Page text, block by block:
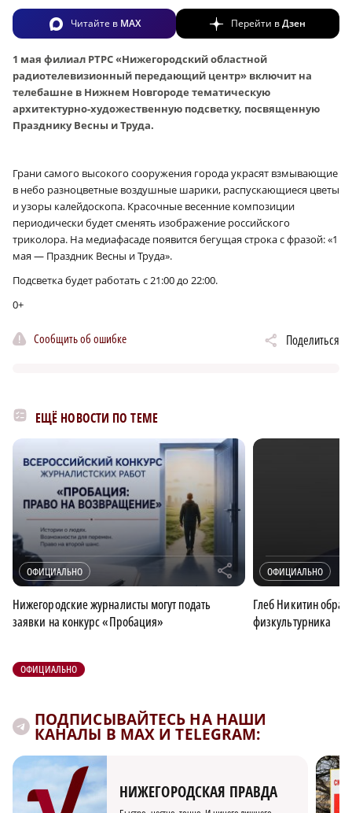
Читайте в MAX Перейти вДзен
1 мая филиал РТРС «Нижегородский областной
радиотелевизионный передающий центр» включит на
телебашне в Нижнем Новгороде тематическую
архитектурно-художественную подсветку, посвященную
Празднику Весны и Труда.
Грани самого высокого сооружения города украсят взмывающие
в небо разноцветные воздушные шарики, распускающиеся цветы
и узоры калейдоскопа. Красочные весенние композиции
периодически будет сменять изображение российского
триколора. На медиафасаде появится бегущая строка с фразой: «1
мая — Праздник Весны и Труда».
Подсветка будет работать с 21:00 до 22:00.
0+
Сообщить об ошибке Поделиться
ЕЩЁ НОВОСТИ ПО ТЕМЕ
ОФИЦИАЛЬНО r
Нижегородские журналисты могут подать
заявки на конкурс «Пробация»
ОФИЦИАЛЬНО
Глеб Никитин
физкультурника
ОФИЦИАЛЬНО
ПОДПИСЫВАЙТЕСЬ НА НАШИ
КАНАЛЫ В MAX И TELEGRAM:
НИЖЕГОРОДСКАЯ ПРАВДА